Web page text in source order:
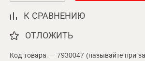
К СРАВНЕНИЮ
ОТЛОЖИТЬ
Код товара — 7930047 (называйте при